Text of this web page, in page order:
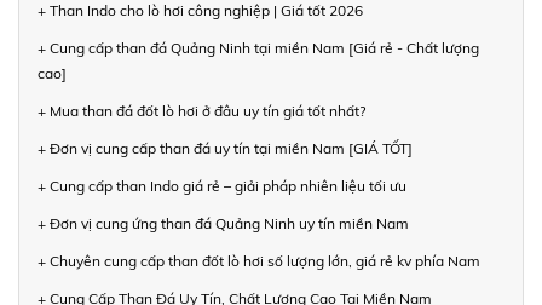
+ Than Indo cho lò hơi công nghiệp | Giá tốt 2026
+ Cung cấp than đá Quảng Ninh tại miền Nam [Giá rẻ - Chất lượng
cao]
+ Mua than đá đốt lò hơi ở đâu uy tín giá tốt nhất?
+ Đơn vị cung cấp than đá uy tín tại miền Nam [GIÁ TỐT]
+ Cung cấp than Indo giá rẻ – giải pháp nhiên liệu tối ưu
+ Đơn vị cung ứng than đá Quảng Ninh uy tín miền Nam
+ Chuyên cung cấp than đốt lò hơi số lượng lớn, giá rẻ kv phía Nam
+ Cung Cấp Than Đá Uy Tín, Chất Lượng Cao Tại Miền Nam